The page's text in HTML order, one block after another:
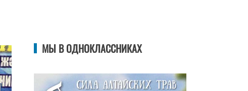
МЫ В ОДНОКЛАССНИКАХ